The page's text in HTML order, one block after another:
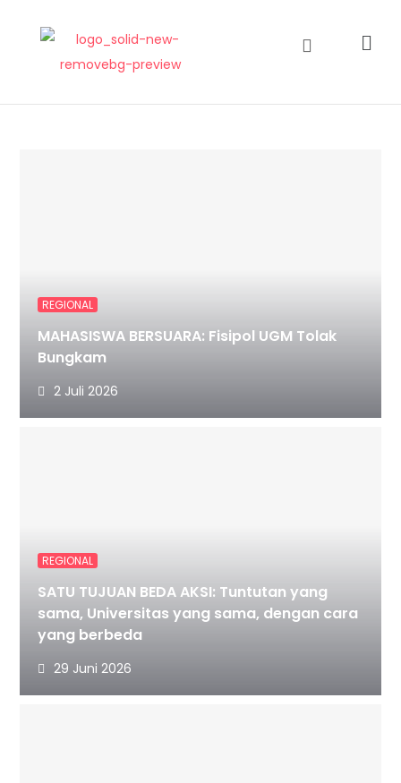
REGIONAL
MAHASISWA BERSUARA: Fisipol UGM Tolak
Bungkam
2 Juli 2026
REGIONAL
SATU TUJUAN BEDA AKSI: Tuntutan yang
sama, Universitas yang sama, dengan cara
yang berbeda
29 Juni 2026